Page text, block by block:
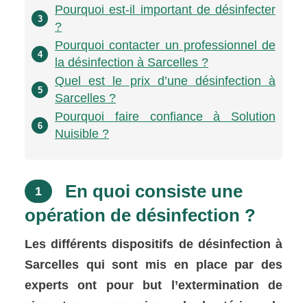
3
Pourquoi est-il important de désinfecter
?
4
Pourquoi contacter un professionnel de
la désinfection à Sarcelles ?
5
Quel est le prix d’une désinfection à
Sarcelles ?
6
Pourquoi faire confiance à Solution
Nuisible ?
1
En quoi consiste une
opération de désinfection ?
Les différents dispositifs de désinfection à
Sarcelles qui sont mis en place par des
experts ont pour but l’extermination de